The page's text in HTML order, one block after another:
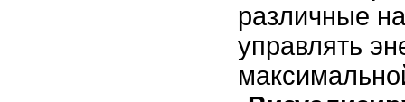
различные
управлять